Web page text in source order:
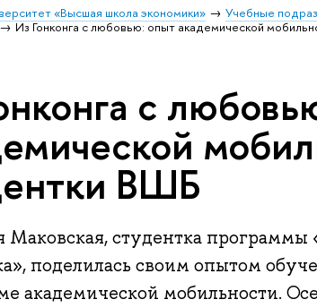
«Высшая школа экономики» Учебные
Из Гонконга с любовью: опыт академической
с
ВШБ
Маковская, студентка
поделилась своим опытом
академической мобильности.